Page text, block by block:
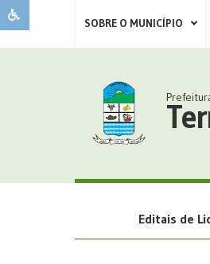
SOBRE O MUNICÍPIO
Editais de